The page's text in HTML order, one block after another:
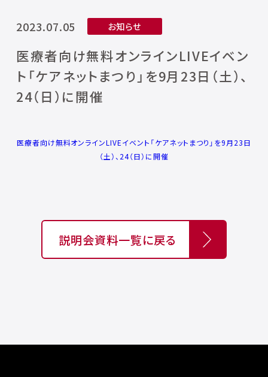
2023.07.05 お知らせ
医療者向け無料オンラインLIVEイベン
ト「ケアネットまつり」を9月23日（土）、
24（日）に開催
医療者向け無料オンラインLIVEイベント「ケアネットまつり」を9月23日
（土）、24（日）に開催
説明会資料一覧に戻る